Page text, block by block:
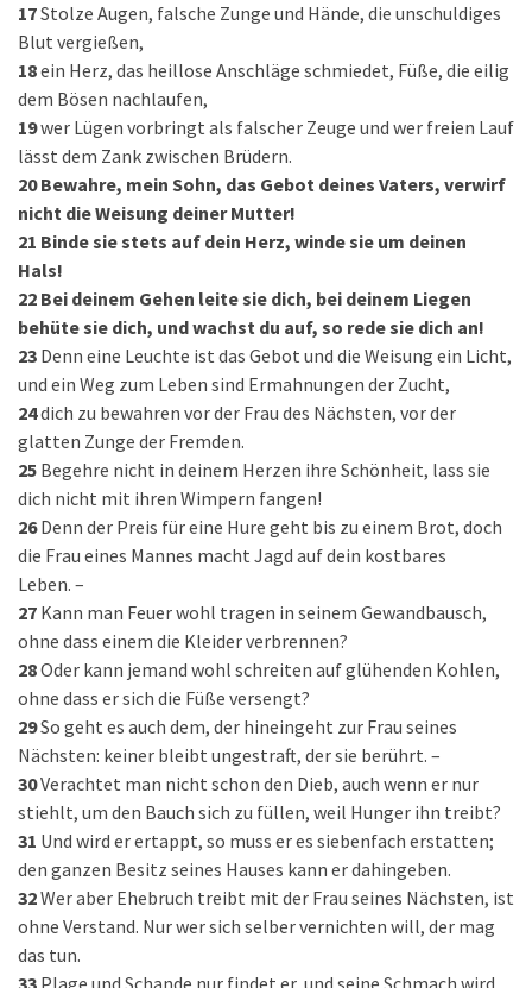
17Stolze Augen, falsche Zunge und Hände, die unschuldiges
Blut vergießen,
18ein Herz, das heillose Anschläge schmiedet, Füße, die eilig
dem Bösen nachlaufen,
19wer Lügen vorbringt als falscher Zeuge und wer freien Lauf
lässt dem Zank zwischen Brüdern.
20 Bewahre, mein Sohn, das Gebot deines Vaters, verwirf
nicht die Weisung deiner Mutter!
21 Binde sie stets auf dein Herz, winde sie um deinen
Hals!
22 Bei deinem Gehen leite sie dich, bei deinem Liegen
behüte sie dich, und wachst du auf, so rede sie dich an!
23 Denn eine Leuchte ist das Gebot und die Weisung ein Licht,
und ein Weg zum Leben sind Ermahnungen der Zucht,
24dich zu bewahren vor der Frau des Nächsten, vor der
glatten Zunge der Fremden.
25 Begehre nicht in deinem Herzen ihre Schönheit, lass sie
dich nicht mit ihren Wimpern fangen!
26 Denn der Preis für eine Hure geht bis zu einem Brot, doch
die Frau eines Mannes macht Jagd auf dein kostbares
Leben. –
27 Kann man Feuer wohl tragen in seinem Gewandbausch,
ohne dass einem die Kleider verbrennen?
28Oder kann jemand wohl schreiten auf glühenden Kohlen,
ohne dass er sich die Füße versengt?
29So geht es auch dem, der hineingeht zur Frau seines
Nächsten: keiner bleibt ungestraft, der sie berührt. –
30Verachtet man nicht schon den Dieb, auch wenn er nur
stiehlt, um den Bauch sich zu füllen, weil Hunger ihn treibt?
31 Und wird er ertappt, so muss er es siebenfach erstatten;
den ganzen Besitz seines Hauses kann er dahingeben.
32Wer aber Ehebruch treibt mit der Frau seines Nächsten, ist
ohne Verstand. Nur wer sich selber vernichten will, der mag
das tun.
33 Plage und Schande nur findet er, und seine Schmach wird